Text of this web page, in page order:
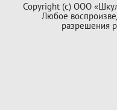
Copyright (с) ООО
Любое
разрешения